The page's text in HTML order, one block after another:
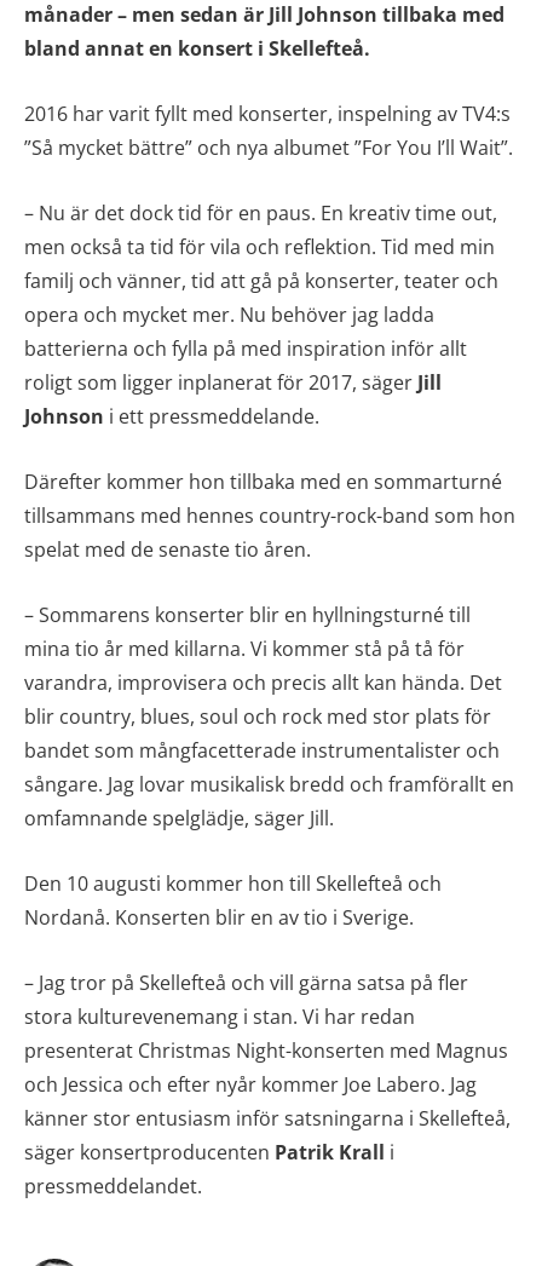
månader – men sedan är Jill Johnson tillbaka med
bland annat en konsert i Skellefteå.
2016 har varit fyllt med konserter, inspelning av TV4:s
”Så mycket bättre” och nya albumet ”For You I’ll Wait”.
– Nu är det dock tid för en paus. En kreativ time out,
men också ta tid för vila och reflektion. Tid med min
familj och vänner, tid att gå på konserter, teater och
opera och mycket mer. Nu behöver jag ladda
batterierna och fylla på med inspiration inför allt
roligt som ligger inplanerat för 2017, säger Jill
Johnson i ett pressmeddelande.
Därefter kommer hon tillbaka med en sommarturné
tillsammans med hennes country-rock-band som hon
spelat med de senaste tio åren.
– Sommarens konserter blir en hyllningsturné till
mina tio år med killarna. Vi kommer stå på tå för
varandra, improvisera och precis allt kan hända. Det
blir country, blues, soul och rock med stor plats för
bandet som mångfacetterade instrumentalister och
sångare. Jag lovar musikalisk bredd och framförallt en
omfamnande spelglädje, säger Jill.
Den 10 augusti kommer hon till Skellefteå och
Nordanå. Konserten blir en av tio i Sverige.
– Jag tror på Skellefteå och vill gärna satsa på fler
stora kulturevenemang i stan. Vi har redan
presenterat Christmas Night-konserten med Magnus
och Jessica och efter nyår kommer Joe Labero. Jag
känner stor entusiasm inför satsningarna i Skellefteå,
säger konsertproducenten Patrik Krall i
pressmeddelandet.